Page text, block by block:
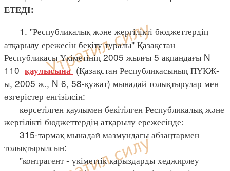
ЕТЕДІ:
1. "Республикалық және жергілікті бюджеттердің
атқарылу ережесін бекіту туралы" Қазақстан
Республикасы Үкіметінің 2005 жылғы 5 ақпандағы N
110 қаулысына (Қазақстан Республикасының ПҮКЖ-
ы, 2005 ж., N 6, 58-құжат) мынадай толықтырулар мен
өзгерістер енгізілсін:
көрсетілген қаулымен бекітілген Республикалық және
жергілікті бюджеттердің атқарылу ережесінде:
315-тармақ мынадай мазмұндағы абзацтармен
толықтырылсын:
"контрагент - үкіметтік қарыздарды хеджирлеу